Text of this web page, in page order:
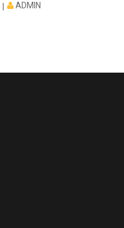
ADMIN